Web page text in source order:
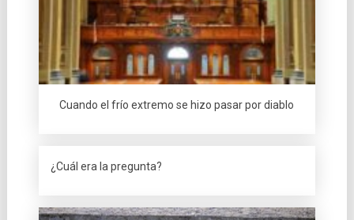
Cuando el frí­o extremo se hizo pasar por diablo
¿Cuál era la pregunta?